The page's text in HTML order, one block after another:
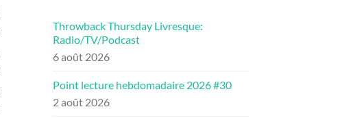
Throwback Thursday Livresque:
Radio/TV/Podcast
6 août 2026
Point lecture hebdomadaire 2026 #30
2 août 2026